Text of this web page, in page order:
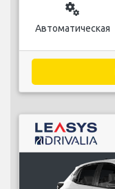
miscellaneous_services
Автоматическая